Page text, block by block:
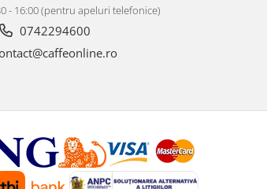
- 16:00 (pentru apeluri telefonice)
0742294600